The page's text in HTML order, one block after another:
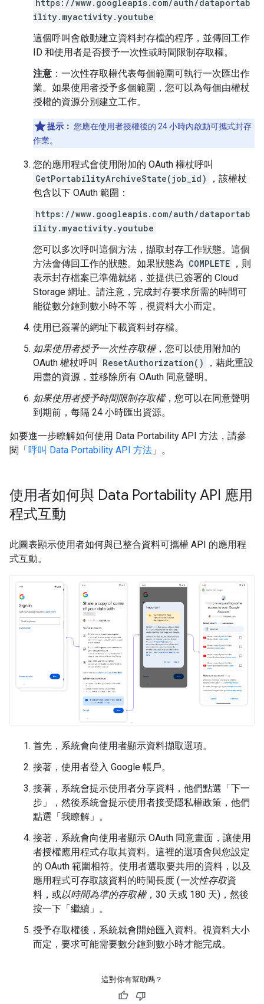
https://www.googleapis.com/auth/dataportab
ility.myactivity.youtube
這個呼叫會啟動建立資料封存檔的程序，並傳回工作
ID 和使用者是否授予一次性或時間限制存取權。
注意 ：一次性存取權代表每個範圍可執行一次匯出作
業。如果使用者授予多個範圍，您可以為每個由權杖
授權的資源分別建立工作。
提示： 您應在使用者授權後的 24 小時內啟動可攜式封存
作業。
您的應用程式會使用附加的 OAuth 權杖呼叫
GetPortabilityArchiveState(job_id)
，該權杖
包含以下 OAuth 範圍：
https://www.googleapis.com/auth/dataportab
ility.myactivity.youtube
您可以多次呼叫這個方法，擷取封存工作狀態。這個
方法會傳回工作的狀態。如果狀態為 COMPLETE ，則
表示封存檔案已準備就緒，並提供已簽署的 Cloud
Storage 網址。請注意，完成封存要求所需的時間可
能從數分鐘到數小時不等，視資料大小而定。
使用已簽署的網址下載資料封存檔。
如果使用者授予一次性存取權，您可以使用附加的
OAuth 權杖呼叫
ResetAuthorization()
，藉此重設
用盡的資源，並移除所有 OAuth 同意聲明。
如果使用者授予時間限制存取權，您可以在同意聲明
到期前，每隔 24 小時匯出資源。
如要進一步瞭解如何使用 Data Portability API 方法，請參
閱「 呼叫 Data Portability API 方法 」。
使用者如何與 Data Portability API 應用
程式互動
此圖表顯示使用者如何與已整合資料可攜權 API 的應用程
式互動。
首先，系統會向使用者顯示資料擷取選項。
接著，使用者登入 Google 帳戶。
接著，系統會提示使用者分享資料，他們點選「下一
步」
，然後系統會提示使用者接受隱私權政策，他們
點選「我瞭解」 。
接著，系統會向使用者顯示 OAuth 同意畫面，讓使用
者授權應用程式存取其資料。這裡的選項會與您設定
的 OAuth 範圍相符。使用者選取要共用的資料，以及
應用程式可存取該資料的時間長度 (一次性存取資
料，或以時間為準的存取權，30 天或 180 天)，然後
按一下「繼續」 。
授予存取權後，系統就會開始匯入資料。視資料大小
而定，要求可能需要數分鐘到數小時才能完成。
這對你有幫助嗎？